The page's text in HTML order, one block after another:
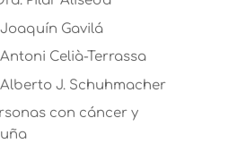
Gavilá
Celià-Terrassa
J. Schuhmacher
con cáncer y